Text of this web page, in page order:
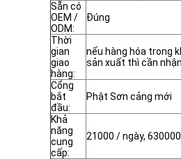
Sẵn có
OEM /
ODM:
Đúng
Thời
gian
giao
hàng:
nếu hàng hóa trong
sản xuất thì cần
Cổng
bắt
đầu:
Phật Sơn cảng mới
Khả
năng
cung
cấp:
21000 / ngày,